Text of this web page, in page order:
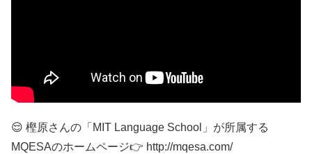
😌 樫原さんの「MIT Language School」が所属する
MQESAのホームページ👉 http://mqesa.com/